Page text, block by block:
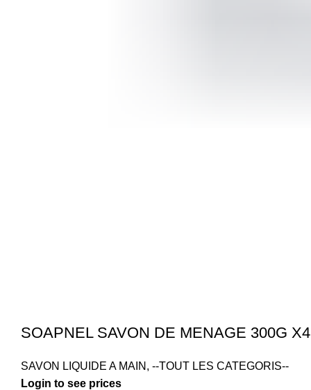
SOAPNEL SAVON DE MENAGE 300G
SAVON LIQUIDE A MAIN , --TOUT LES CATEGORIS--
Login to see prices